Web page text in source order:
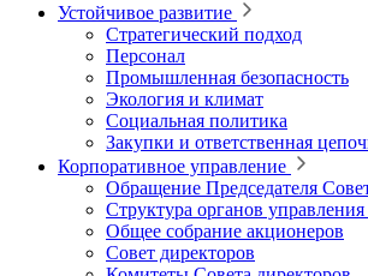
Устойчивое развитие
Стратегический подход
Персонал
Промышленная безопасность
Экология и климат
Социальная политика
Закупки и ответственная
Корпоративное управление
Обращение Председателя
Структура органов
Общее собрание акционеров
Совет директоров